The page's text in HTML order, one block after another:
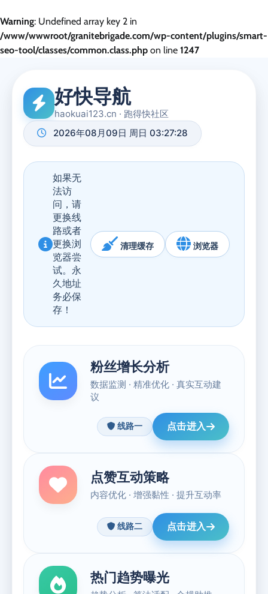
Warning: Undefined array key 2 in
/www/wwwroot/granitebrigade.com/wp-content/plugins/smart-
seo-tool/classes/common.class.php on line 1247